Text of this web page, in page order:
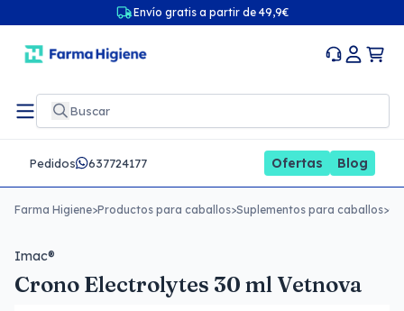
Envío gratis a partir de 49,9€
Pedidos 637724177 Ofertas Blog
Farma Higiene>Productos para caballos>Suplementos para caballos>
Imac®
Crono Electrolytes 30 ml Vetnova